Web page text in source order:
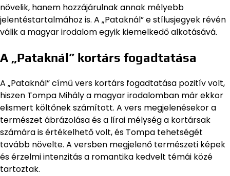
növelik, hanem hozzájárulnak annak mélyebb
jelentéstartalmához is. A „Pataknál” e stílusjegyek révén
válik a magyar irodalom egyik kiemelkedő alkotásává.
A „Pataknál” kortárs fogadtatása
A „Pataknál” című vers kortárs fogadtatása pozitív volt,
hiszen Tompa Mihály a magyar irodalomban már ekkor
elismert költőnek számított. A vers megjelenésekor a
természet ábrázolása és a lírai mélység a kortársak
számára is értékelhető volt, és Tompa tehetségét
tovább növelte. A versben megjelenő természeti képek
és érzelmi intenzitás a romantika kedvelt témái közé
tartoztak.